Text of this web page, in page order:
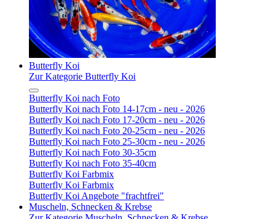
Butterfly Koi
Zur Kategorie Butterfly Koi
Butterfly Koi nach Foto
Butterfly Koi nach Foto 14-17cm - neu - 2026
Butterfly Koi nach Foto 17-20cm - neu - 2026
Butterfly Koi nach Foto 20-25cm - neu - 2026
Butterfly Koi nach Foto 25-30cm - neu - 2026
Butterfly Koi nach Foto 30-35cm
Butterfly Koi nach Foto 35-40cm
Butterfly Koi Farbmix
Butterfly Koi Farbmix
Butterfly Koi Angebote "frachtfrei"
Muscheln, Schnecken & Krebse